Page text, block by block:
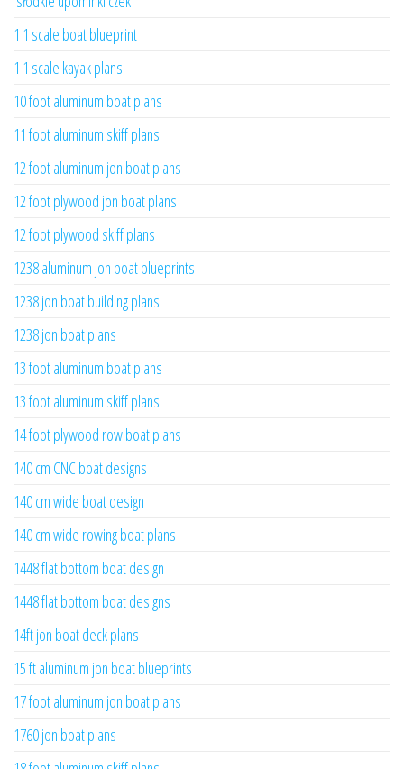
1 1 scale boat blueprint
1 1 scale kayak plans
10 foot aluminum boat plans
11 foot aluminum skiff plans
12 foot aluminum jon boat plans
12 foot plywood jon boat plans
12 foot plywood skiff plans
1238 aluminum jon boat blueprints
1238 jon boat building plans
1238 jon boat plans
13 foot aluminum boat plans
13 foot aluminum skiff plans
14 foot plywood row boat plans
140 cm CNC boat designs
140 cm wide boat design
140 cm wide rowing boat plans
1448 flat bottom boat design
1448 flat bottom boat designs
14ft jon boat deck plans
15 ft aluminum jon boat blueprints
17 foot aluminum jon boat plans
1760 jon boat plans